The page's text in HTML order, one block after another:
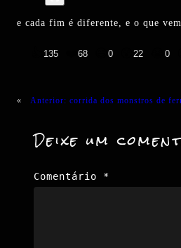
e cada fim é diferente, e o que
135 68 0 22 0
« Anterior: corrida dos monstros de
Deixe um
Comentário *